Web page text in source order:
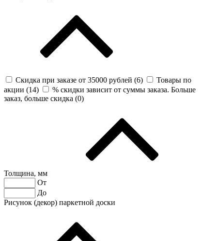
Скидка при заказе от 35000 рублей (6)
Товары по
акции (14)
% скидки зависит от суммы заказа. Больше
заказ, больше скидка (0)
Толщина, мм
От
До
Рисунок (декор) паркетной доски